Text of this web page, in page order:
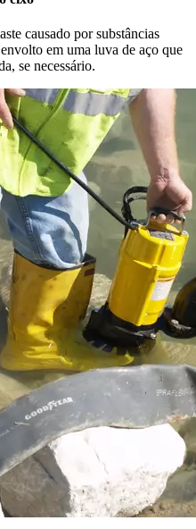
causado por substâncias
em uma luva de aço que
se necessário.